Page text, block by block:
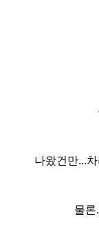
나왔건만...
물론